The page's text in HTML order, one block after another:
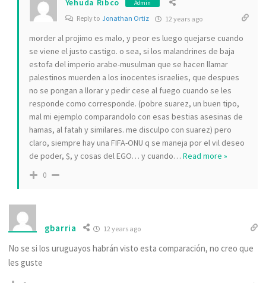
Yehuda Ribco Admin
Reply to Jonathan Ortiz 12 years ago
morder al projimo es malo, y peor es luego quejarse cuando
se viene el justo castigo. o sea, si los malandrines de baja
estofa del imperio arabe-musulman que se hacen llamar
palestinos muerden a los inocentes israelies, que despues
no se pongan a llorar y pedir cese al fuego cuando se les
responde como corresponde. (pobre suarez, un buen tipo,
mal mi ejemplo comparandolo con esas bestias asesinas de
hamas, al fatah y similares. me disculpo con suarez) pero
claro, siempre hay una FIFA-ONU q se maneja por el vil deseo
de poder, $, y cosas del EGO… y cuando… Read more »
0
gbarria 12 years ago
No se si los uruguayos habrán visto esta comparación, no creo que
les guste